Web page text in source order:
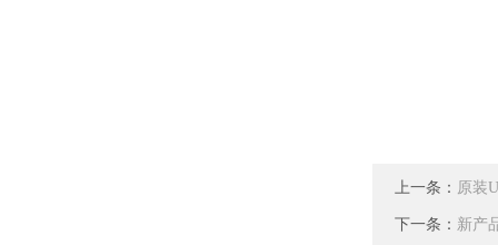
上一条： 原装
下一条： 新产